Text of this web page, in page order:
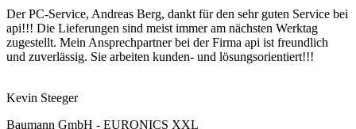
Der PC-Service, Andreas Berg, dankt für den sehr guten Service bei
api!!! Die Lieferungen sind meist immer am nächsten Werktag
zugestellt. Mein Ansprechpartner bei der Firma api ist freundlich
und zuverlässig. Sie arbeiten kunden- und lösungsorientiert!!!
Kevin Steeger
Baumann GmbH - EURONICS XXL